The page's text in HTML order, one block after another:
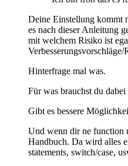
Deine Einstellung kommt
es nach dieser Anleitung
mit welchem Risiko ist
Hinterfrage mal was.
Für was brauchst du
Gibt es bessere
Und wenn dir ne function
Handbuch. Da wird alles
statements, switch/case,